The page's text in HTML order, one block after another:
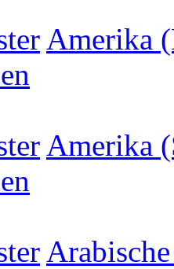
Amerika
Amerika